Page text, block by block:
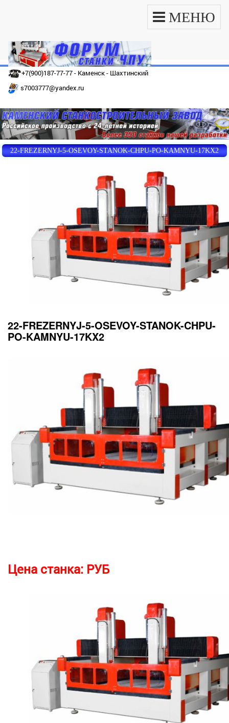
МЕНЮ
+7(900)187-77-77 - Каменск - Шахтинский
s7003777@yandex.ru
22-FREZERNYJ-5-OSEVOY-STANOK-CHPU-PO-KAMNYU-17KX2
22-FREZERNYJ-5-OSEVOY-STANOK-CHPU-
PO-KAMNYU-17KX2
Цена станка: РУБ